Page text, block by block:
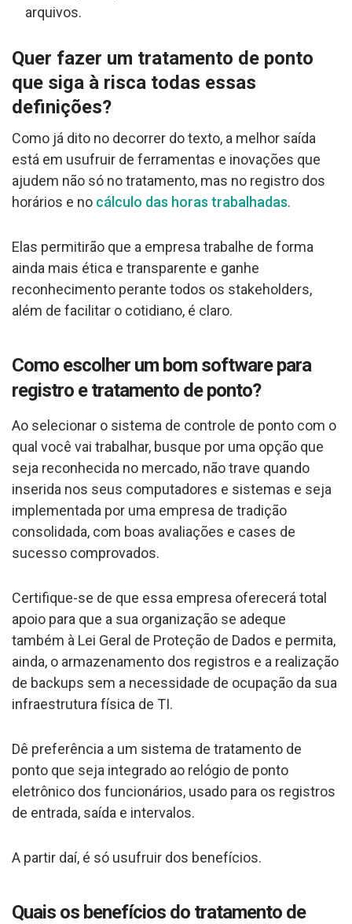
arquivos.
Quer fazer um tratamento de ponto
que siga à risca todas essas
definições?
Como já dito no decorrer do texto, a melhor saída
está em usufruir de ferramentas e inovações que
ajudem não só no tratamento, mas no registro dos
horários e no cálculo das horas trabalhadas.
Elas permitirão que a empresa trabalhe de forma
ainda mais ética e transparente e ganhe
reconhecimento perante todos os stakeholders,
além de facilitar o cotidiano, é claro.
Como escolher um bom software para
registro e tratamento de ponto?
Ao selecionar o sistema de controle de ponto com o
qual você vai trabalhar, busque por uma opção que
seja reconhecida no mercado, não trave quando
inserida nos seus computadores e sistemas e seja
implementada por uma empresa de tradição
consolidada, com boas avaliações e cases de
sucesso comprovados.
Certifique-se de que essa empresa oferecerá total
apoio para que a sua organização se adeque
também à Lei Geral de Proteção de Dados e permita,
ainda, o armazenamento dos registros e a realização
de backups sem a necessidade de ocupação da sua
infraestrutura física de TI.
Dê preferência a um sistema de tratamento de
ponto que seja integrado ao relógio de ponto
eletrônico dos funcionários, usado para os registros
de entrada, saída e intervalos.
A partir daí, é só usufruir dos benefícios.
Quais os benefícios do tratamento de